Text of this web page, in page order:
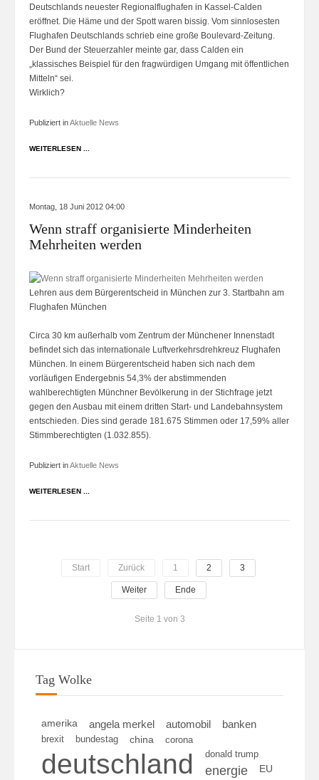
Deutschlands neuester Regionalflughafen in Kassel-Calden
eröffnet. Die Häme und der Spott waren bissig. Vom sinnlosesten
Flughafen Deutschlands schrieb eine große Boulevard-Zeitung.
Der Bund der Steuerzahler meinte gar, dass Calden ein
„klassisches Beispiel für den fragwürdigen Umgang mit öffentlichen
Mitteln“ sei.
Wirklich?
Publiziert inAktuelle News
WEITERLESEN ...
Montag, 18 Juni 2012 04:00
Wenn straff organisierte Minderheiten
Mehrheiten werden
Lehren aus dem Bürgerentscheid in München zur 3. Startbahn am
Flughafen München
Circa 30 km außerhalb vom Zentrum der Münchener Innenstadt
befindet sich das internationale Luftverkehrsdrehkreuz Flughafen
München. In einem Bürgerentscheid haben sich nach dem
vorläufigen Endergebnis 54,3% der abstimmenden
wahlberechtigten Münchner Bevölkerung in der Stichfrage jetzt
gegen den Ausbau mit einem dritten Start- und Landebahnsystem
entschieden. Dies sind gerade 181.675 Stimmen oder 17,59% aller
Stimmberechtigten (1.032.855).
Publiziert inAktuelle News
WEITERLESEN ...
Start Zurück 1 2 3
Weiter Ende
Seite 1 von 3
Tag Wolke
amerika angela merkel automobil banken
brexit bundestag china corona
deutschland donald trump
energie EU